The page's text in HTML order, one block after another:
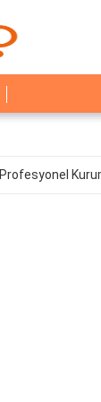
Profesyonel